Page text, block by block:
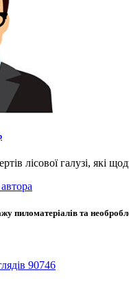
лісової галузі, які
пиломатеріалів та
90746